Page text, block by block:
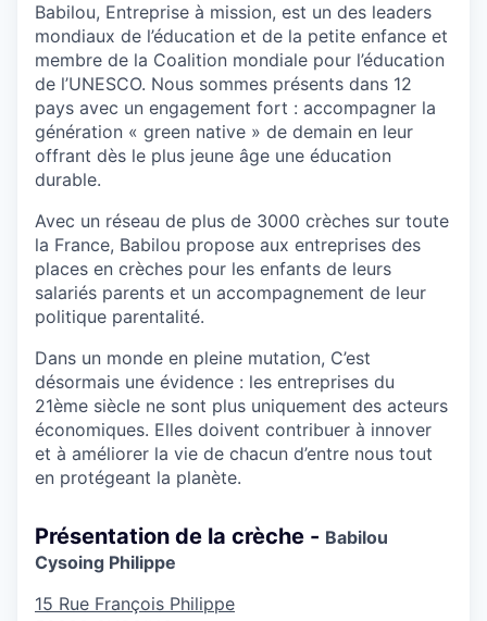
Babilou, Entreprise à mission, est un des leaders
mondiaux de l’éducation et de la petite enfance et
membre de la Coalition mondiale pour l’éducation
de l’UNESCO. Nous sommes présents dans 12
pays avec un engagement fort : accompagner la
génération « green native » de demain en leur
offrant dès le plus jeune âge une éducation
durable.
Avec un réseau de plus de 3000 crèches sur toute
la France, Babilou propose aux entreprises des
places en crèches pour les enfants de leurs
salariés parents et un accompagnement de leur
politique parentalité.
Dans un monde en pleine mutation, C’est
désormais une évidence : les entreprises du
21ème siècle ne sont plus uniquement des acteurs
économiques. Elles doivent contribuer à innover
et à améliorer la vie de chacun d’entre nous tout
en protégeant la planète.
Présentation de la crèche - Babilou
Cysoing Philippe
15 Rue François Philippe